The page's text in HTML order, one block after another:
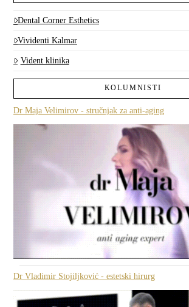
Dental Corner Esthetics
Vividenti Kalmar
Vident klinika
KOLUMNISTI
Dr Maja Velimirov - stručnjak za anti-aging
Dr Vladimir Stojiljković - estetski hirurg